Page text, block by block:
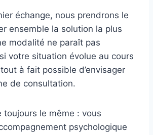
échange, nous prendrons le
ensemble la solution la plus
modalité ne paraît pas
votre situation évolue au cours
à fait possible d’envisager
de consultation.
toujours le même : vous
psychologique